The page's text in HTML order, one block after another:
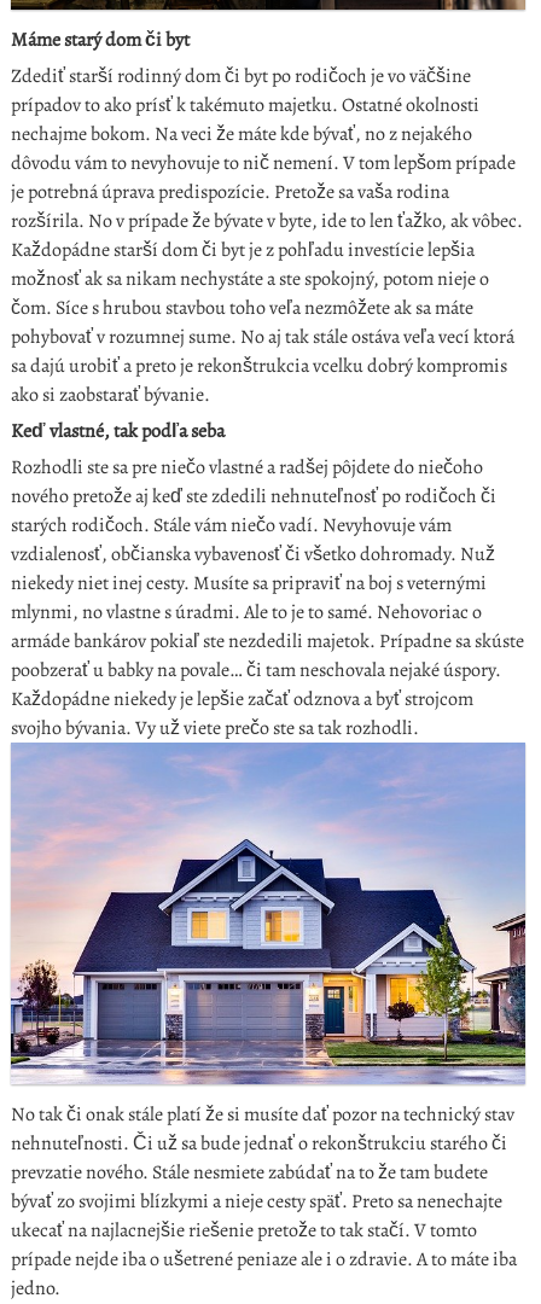
Máme starý dom či byt
Zdediť starší rodinný dom či byt po rodičoch je vo väčšine
prípadov to ako prísť k takémuto majetku. Ostatné okolnosti
nechajme bokom. Na veci že máte kde bývať, no z nejakého
dôvodu vám to nevyhovuje to nič nemení. V tom lepšom prípade
je potrebná úprava predispozície. Pretože sa vaša rodina
rozšírila. No v prípade že bývate v byte, ide to len ťažko, ak vôbec.
Každopádne starší dom či byt je z pohľadu investície lepšia
možnosť ak sa nikam nechystáte a ste spokojný, potom nieje o
čom. Síce s hrubou stavbou toho veľa nezmôžete ak sa máte
pohybovať v rozumnej sume. No aj tak stále ostáva veľa vecí ktorá
sa dajú urobiť a preto je rekonštrukcia vcelku dobrý kompromis
ako si zaobstarať bývanie.
Keď vlastné, tak podľa seba
Rozhodli ste sa pre niečo vlastné a radšej pôjdete do niečoho
nového pretože aj keď ste zdedili nehnuteľnosť po rodičoch či
starých rodičoch. Stále vám niečo vadí. Nevyhovuje vám
vzdialenosť, občianska vybavenosť či všetko dohromady. Nuž
niekedy niet inej cesty. Musíte sa pripraviť na boj s veternými
mlynmi, no vlastne s úradmi. Ale to je to samé. Nehovoriac o
armáde bankárov pokiaľ ste nezdedili majetok. Prípadne sa skúste
poobzerať u babky na povale… či tam neschovala nejaké úspory.
Každopádne niekedy je lepšie začať odznova a byť strojcom
svojho bývania. Vy už viete prečo ste sa tak rozhodli.
No tak či onak stále platí že si musíte dať pozor na technický stav
nehnuteľnosti. Či už sa bude jednať o rekonštrukciu starého či
prevzatie nového. Stále nesmiete zabúdať na to že tam budete
bývať zo svojimi blízkymi a nieje cesty späť. Preto sa nenechajte
ukecať na najlacnejšie riešenie pretože to tak stačí. V tomto
prípade nejde iba o ušetrené peniaze ale i o zdravie. A to máte iba
jedno.